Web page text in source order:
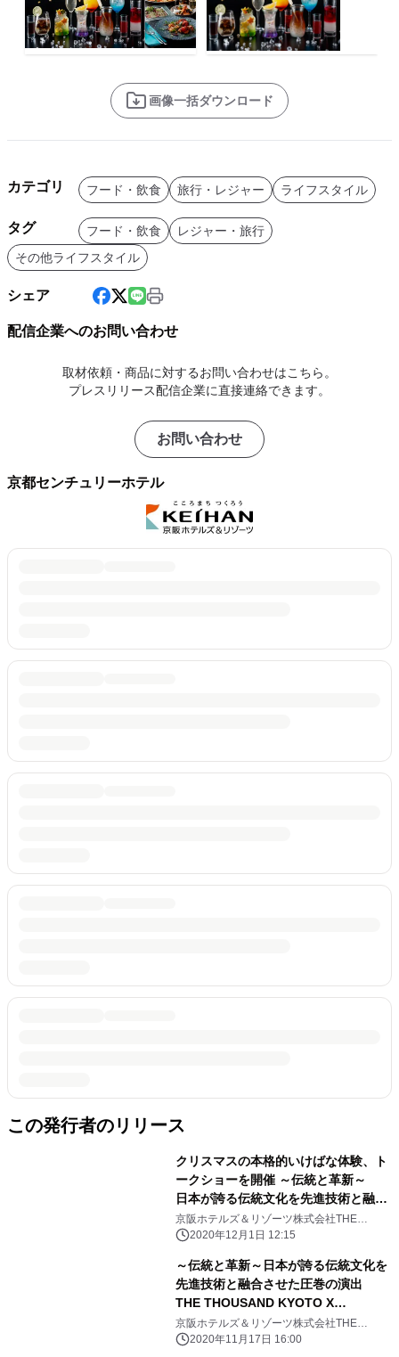
画像一括ダウンロード
カテゴリ フード・飲食 旅行・レジャー ライフスタイル
タグ フード・飲食
レジャー・旅行
その他ライフスタイル
シェア
配信企業へのお問い合わせ
取材依頼・商品に対するお問い合わせはこちら。
プレスリリース配信企業に直接連絡できます。
お問い合わせ
京都センチュリーホテル
この発行者のリリース
クリスマスの本格的いけばな体験、ト
ークショーを開催 ～伝統と革新～
日本が誇る伝統文化を先進技術と融合
させた圧巻の演出 THE
THOUSAND KYOTO ×
ーション 大階段にいけばなとプロジ
ェクションマッピングの雪が舞う 「風
花雪月」 2020年11月28日(土)～12
月27日(日)開催中
京阪ホテルズ＆リゾーツ株式会社THE
THOUSAND KYOTO ＜ザ・サウザンド キョ
2020年12月1日 12:15
～伝統と革新～日本が誇る伝統文化を
先進技術と融合させた圧巻の演出
THE THOUSAND KYOTO X
NAKED,INC. 華道家元池坊コラボレ
ーション 大階段にいけばなと雪が舞
京阪ホテルズ＆リゾーツ株式会社THE
THOUSAND KYOTO＜ザ・サウザンド キョ
2020年11月17日 16:00